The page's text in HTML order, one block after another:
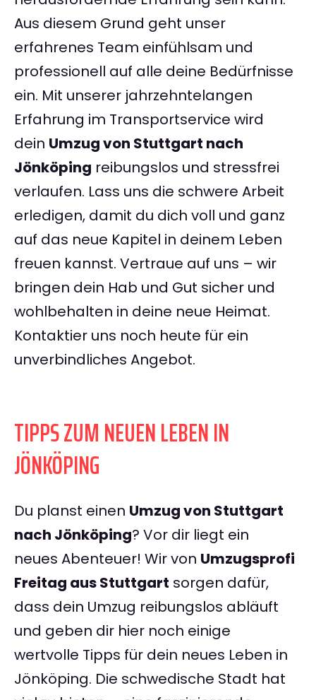
Aus diesem Grund geht unser
erfahrenes Team einfühlsam und
professionell auf alle deine Bedürfnisse
ein. Mit unserer jahrzehntelangen
Erfahrung im Transportservice wird
dein Umzug von Stuttgart nach
Jönköping reibungslos und stressfrei
verlaufen. Lass uns die schwere Arbeit
erledigen, damit du dich voll und ganz
auf das neue Kapitel in deinem Leben
freuen kannst. Vertraue auf uns – wir
bringen dein Hab und Gut sicher und
wohlbehalten in deine neue Heimat.
Kontaktier uns noch heute für ein
unverbindliches Angebot.
TIPPS ZUM NEUEN LEBEN IN
JÖNKÖPING
Du planst einen Umzug von Stuttgart
nach Jönköping? Vor dir liegt ein
neues Abenteuer! Wir von Umzugsprofi
Freitag aus Stuttgart sorgen dafür,
dass dein Umzug reibungslos abläuft
und geben dir hier noch einige
wertvolle Tipps für dein neues Leben in
Jönköping. Die schwedische Stadt hat